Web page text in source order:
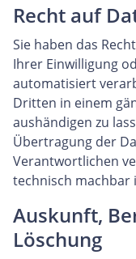
Recht auf
Sie haben das
Ihrer Einwilligung
automatisiert
Dritten in einem
aushändigen zu
Übertragung der
Verantwortlichen
technisch machbar
Auskunft,
Löschung